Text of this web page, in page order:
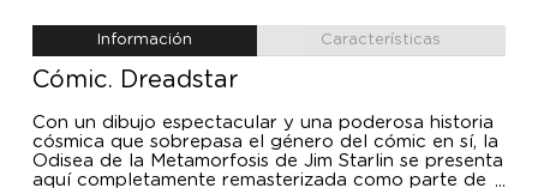
Información Características
Cómic. Dreadstar
Con un dibujo espectacular y una poderosa historia
cósmica que sobrepasa el género del cómic en sí, la
Odisea de la Metamorfosis de Jim Starlin se presenta
aquí completamente remasterizada como parte de